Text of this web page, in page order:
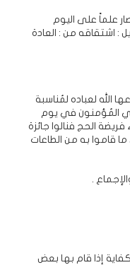
علماً على اليوم
: اشتقاقه من : العادة
الله لعباده لمُناسبة
المُؤمنون في يوم
فريضة الحج فنالوا جائزة
قاموا به من الطاعات
.
إذا قام بها بعض